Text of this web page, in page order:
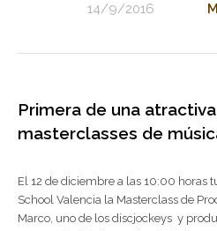
14/9/2016
Primera de una
masterclasses de
El 12 de diciembre a las 10:00 horas
School Valencia la Masterclass de
Marco, uno de los discjockeys y